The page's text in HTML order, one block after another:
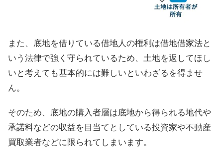
また、底地を借りている借地人の権利は借地借家法と
いう法律で強く守られているため、土地を返してほし
いと考えても基本的には難しいといわざるを得ませ
ん。
そのため、底地の購入者層は底地から得られる地代や
承諾料などの収益を目当てとしている投資家や不動産
買取業者などに限られてしまいます。